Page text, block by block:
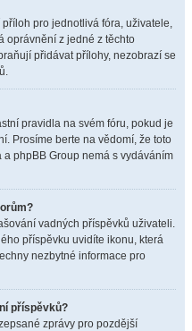
pro jednotlivá fóra, uživatele,
oprávnění z jedné z těchto
přidávat přílohy, nezobrazí se
pravidla na svém fóru, pokud je
Prosíme berte na vědomí, že toto
phpBB Group nemá s vydáváním
vadných příspěvků uživateli.
příspěvku uvidíte ikonu, která
nezbytné informace pro
příspěvků?
zprávy pro pozdější